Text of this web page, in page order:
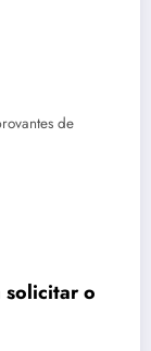
de
solicitar o